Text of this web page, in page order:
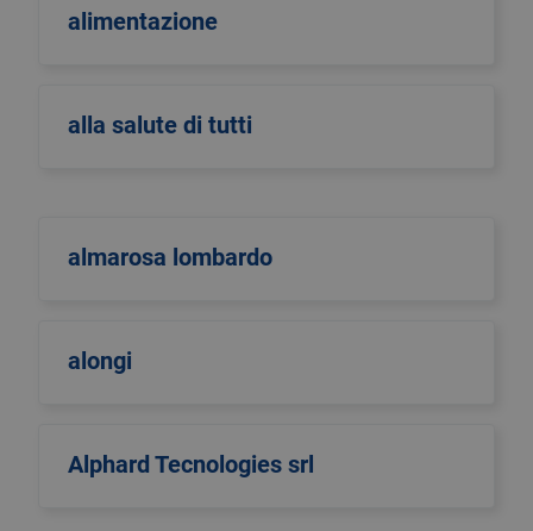
alimentazione
alla salute di tutti
almarosa lombardo
alongi
Alphard Tecnologies srl